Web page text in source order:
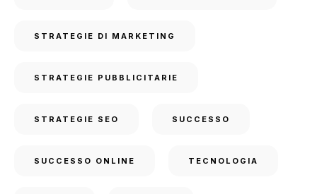
STRATEGIE DI MARKETING
STRATEGIE PUBBLICITARIE
STRATEGIE SEO SUCCESSO
SUCCESSO ONLINE TECNOLOGIA